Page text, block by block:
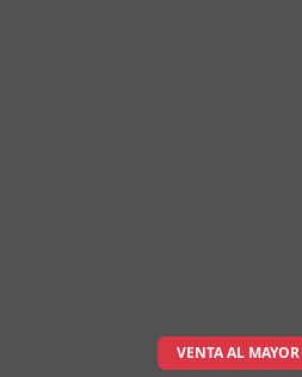
VENTA AL MAYOR